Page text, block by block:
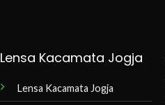
Lensa Kacamata Jogja
Lensa Kacamata Jogja